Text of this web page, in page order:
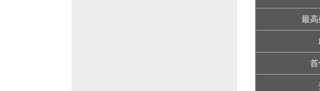
最
首